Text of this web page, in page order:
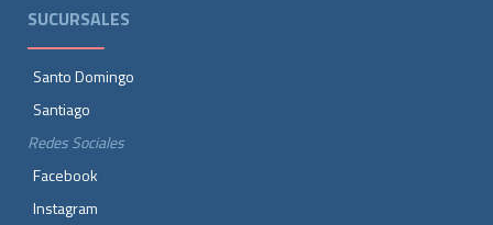
SUCURSALES
Santo Domingo
Santiago
Redes Sociales
Facebook
Instagram